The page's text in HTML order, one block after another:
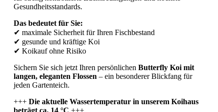
Gesundheitsstandards.
Das bedeutet für Sie:
✔ maximale Sicherheit fürIhren Fischbestand
✔ gesunde und kräftige Koi
✔ Koikaufohne Risiko
Sichern Sie sich jetzt Ihren persönlichen Butterfly Koi mit
langen, eleganten Flossen – ein besondererBlickfang für
jeden Gartenteich.
+++ Die aktuelle Wassertemperatur in unserem Koihaus
beträgt ca. 14 °C +++